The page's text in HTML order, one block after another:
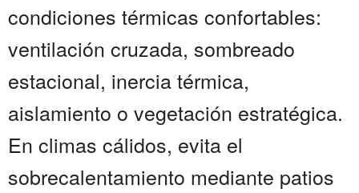
condiciones térmicas confortables:
ventilación cruzada, sombreado
estacional, inercia térmica,
aislamiento o vegetación estratégica.
En climas cálidos, evita el
sobrecalentamiento mediante patios